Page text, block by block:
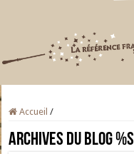
Accueil /
Archives du blog%s